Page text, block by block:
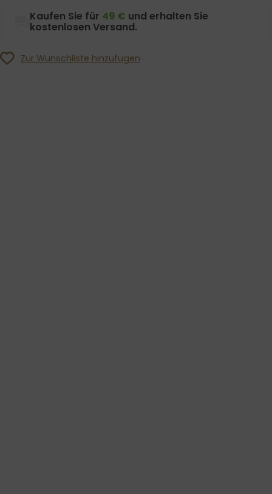
Kaufen Sie für 49 € und erhalten Sie
kostenlosen Versand.
Zur Wunschliste hinzufügen